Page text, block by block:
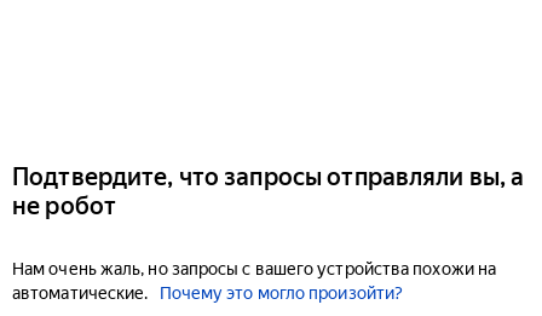
Подтвердите, что запросы отправляли вы, а
не робот
Нам очень жаль, но запросы с вашего устройства похожи на
автоматические.
Почему это могло произойти?